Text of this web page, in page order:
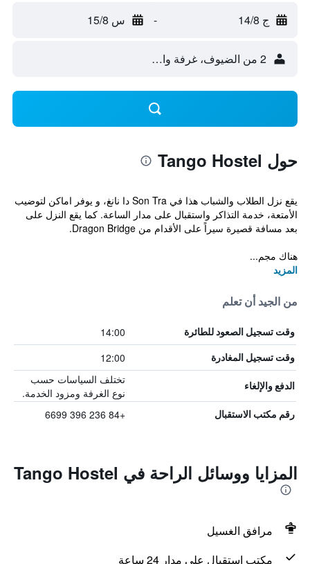
ج 14/8 - س 15/8
2 من الضيوف، غرفة واحدة
حول Tango Hostel
يقع نزل الطلاب والشباب هذا في Son Tra دا نانغ، و يوفر اماكن لتوضيب
الأمتعة، خدمة التذاكر واستقبال على مدار الساعة. كما يقع النزل على
بعد مسافة قصيرة سيراً على الأقدام من Dragon Bridge.
هناك مجم...
المزيد
من الجيد أن تعلم
وقت تسجيل الصعود للطائرة 14:00
وقت تسجيل المغادرة 12:00
الدفع والإلغاء
تختلف السياسات حسب
نوع الغرفة ومزود الخدمة.
رقم مكتب الاستقبال +84 236 396 6699
المزايا ووسائل الراحة في Tango Hostel
مرافق الغسيل
مكتب استقبال على مدار 24 ساعة